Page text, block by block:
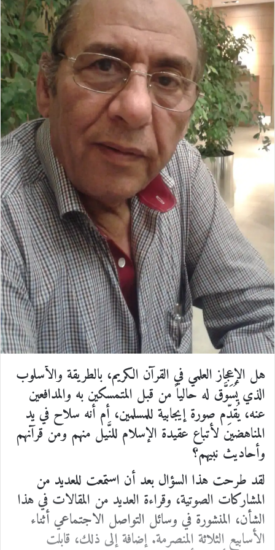
إ
ل
ك
ت
ر
و
ن
ي
ا
هل الإعجاز العلمي في القرآن الكريم، بالطريقة والأسلوب
الذي يُسَوَّق له حالياً من قبل المتمسكين به والمدافعين
عنه، يُقدِّم صورة إيجابية للمسلمين، أم أنه سلاح في يد
المناهضين لأتباع عقيدة الإسلام للنَّيل منهم ومن قرآنهم
وأحاديث نبيهم؟
لقد طرحت هذا السؤال بعد أن استمعت للعديد من
المشاركات الصوتية، وقراءة العديد من المقالات في هذا
الشأن، المنشورة في وسائل التواصل الاجتماعي أثناء
الأسابيع الثلاثة المنصرمة. إضافة إلى ذلك، قابلت